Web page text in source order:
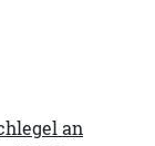
an